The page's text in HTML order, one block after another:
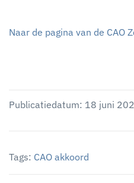
Naar de pagina van de CAO
Publicatiedatum: 18 juni
Tags: CAO akkoord